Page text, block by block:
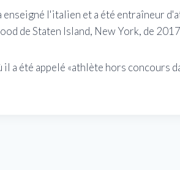
enseigné l'italien et a été entraîneur
de Staten Island, New York, de
a été appelé «athlète hors concours